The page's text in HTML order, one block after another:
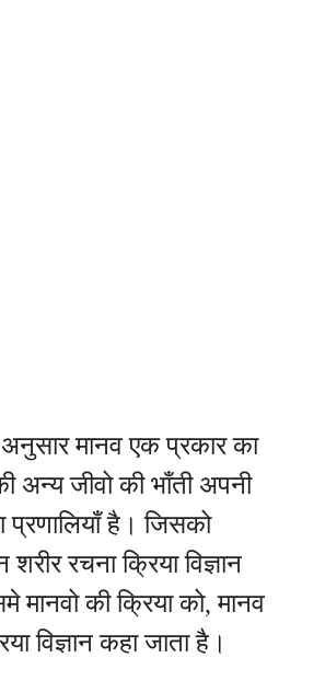
अनुसार मानव एक प्रकार का
अन्य जीवो की भाँती अपनी
प्रणालियाँ है। जिसको
रचना क्रिया विज्ञान
मानवो की क्रिया को, मानव
विज्ञान कहा जाता है।